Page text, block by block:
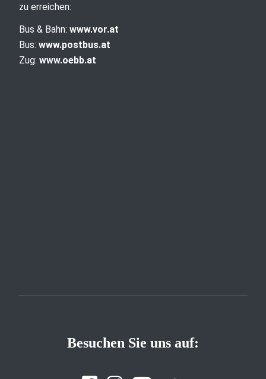
zu erreichen:
Bus & Bahn: www.vor.at
Bus: www.postbus.at
Zug: www.oebb.at
Besuchen Sie uns auf: